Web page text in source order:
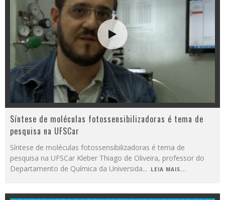
Síntese de moléculas fotossensibilizadoras é tema de
pesquisa na UFSCar
Síntese de moléculas fotossensibilizadoras é tema de
pesquisa na UFSCar Kleber Thiago de Oliveira, professor do
Departamento de Química da Universida... LEIA MAIS...